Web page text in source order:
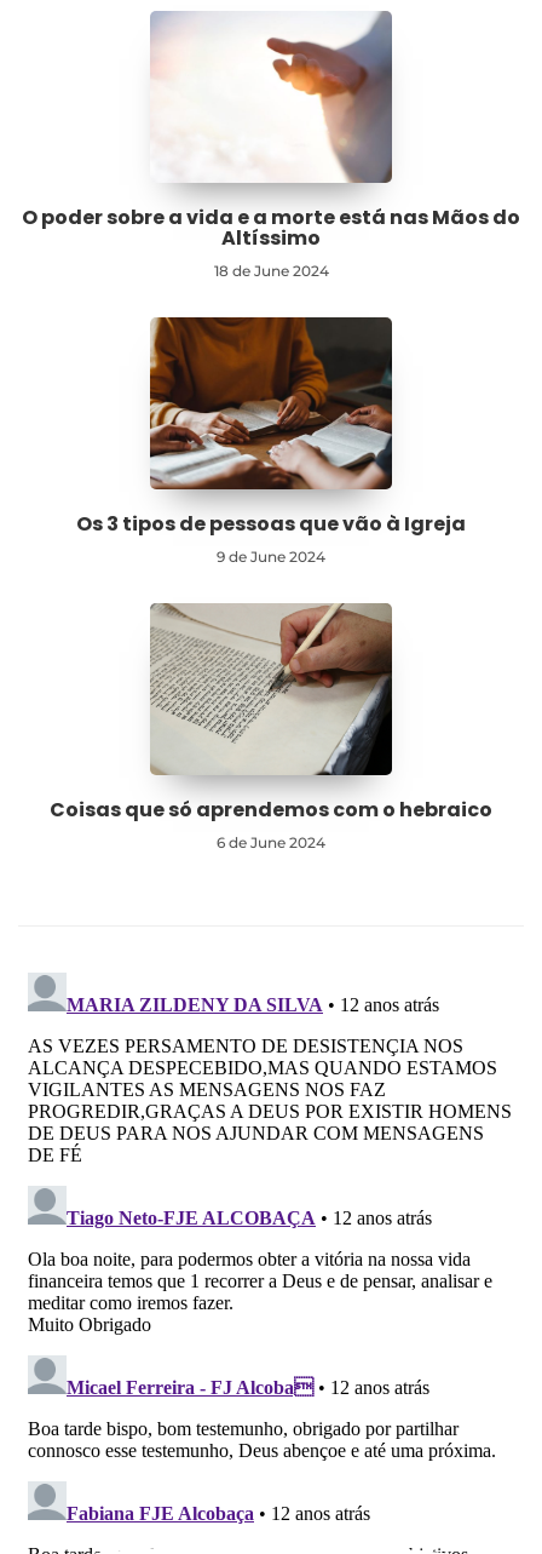
O poder sobre a vida e a morte está nas Mãos do
Altíssimo
18 de June 2024
Os 3 tipos de pessoas que vão à Igreja
9 de June 2024
Coisas que só aprendemos com o hebraico
6 de June 2024